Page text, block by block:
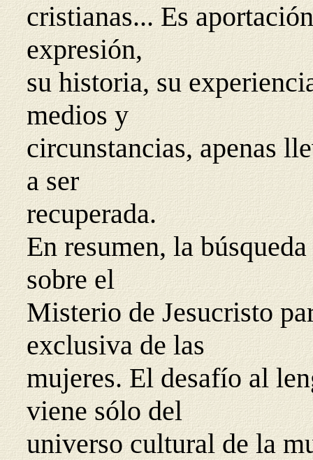
cristianas... Es
expresión,
su historia, su
medios y
circunstancias, apenas
a ser
recuperada.
En resumen, la
sobre el
Misterio de Jesucristo
exclusiva de las
mujeres. El desafío al
viene sólo del
universo cultural de la